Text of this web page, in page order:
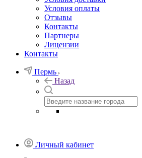
Условия оплаты
Отзывы
Контакты
Партнеры
Лицензии
Контакты
Пермь
Назад
Личный кабинет